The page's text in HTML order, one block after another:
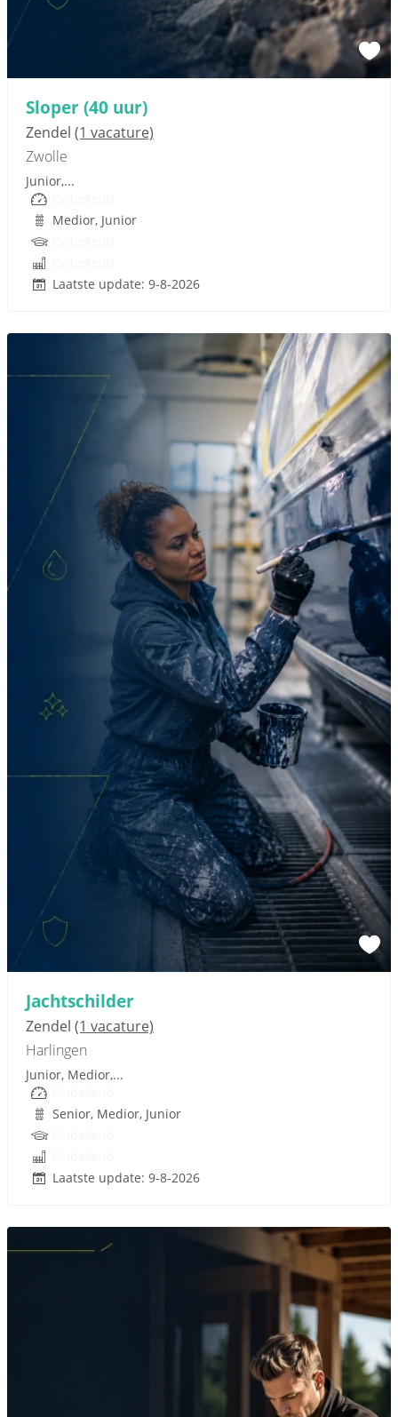
Sloper (40 uur)
Zendel (1 vacature)
Zwolle
Sponsored link
Junior,...
Medior, Junior
Laatste update: 9-8-2026
Jachtschilder
Zendel (1 vacature)
Harlingen
Sponsored link
Junior, Medior,...
Senior, Medior, Junior
Laatste update: 9-8-2026